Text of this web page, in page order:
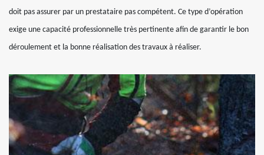
doit pas assurer par un prestataire pas compétent. Ce type d’opération
exige une capacité professionnelle très pertinente afin de garantir le bon
déroulement et la bonne réalisation des travaux à réaliser.